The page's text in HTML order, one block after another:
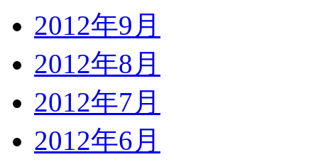
2012年9月
2012年8月
2012年7月
2012年6月